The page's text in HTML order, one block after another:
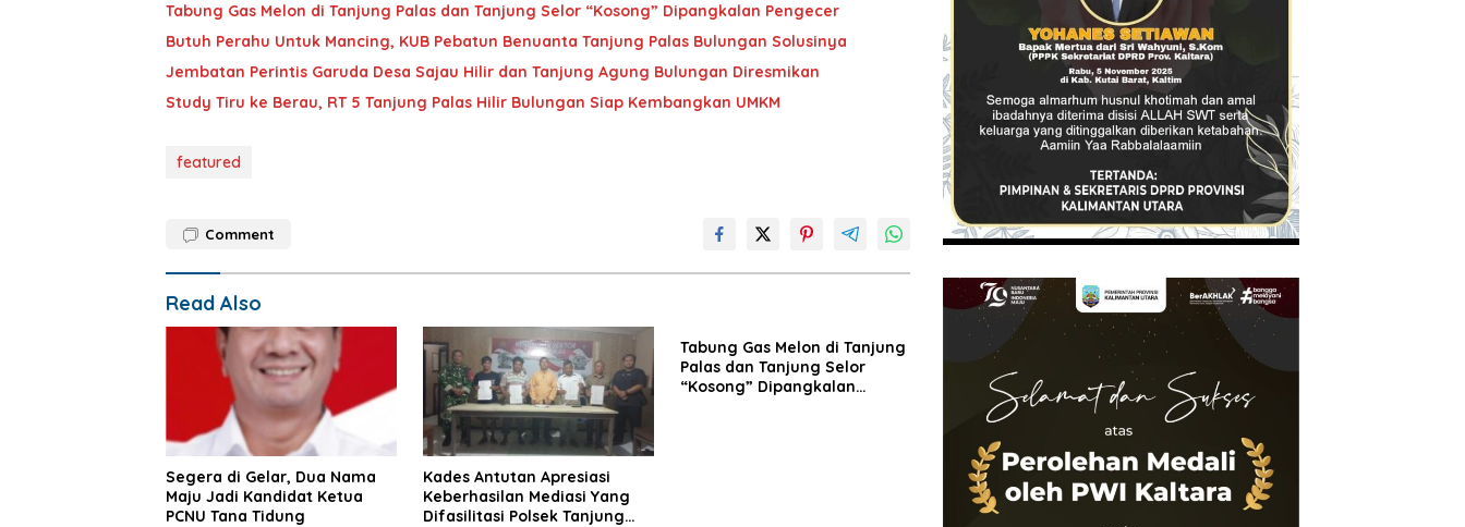
Tabung Gas Melon di Tanjung Palas dan Tanjung Selor “Kosong” Dipangkalan Pengecer
Butuh Perahu Untuk Mancing, KUB Pebatun Benuanta Tanjung Palas Bulungan Solusinya
Jembatan Perintis Garuda Desa Sajau Hilir dan Tanjung Agung Bulungan Diresmikan
Study Tiru ke Berau, RT 5 Tanjung Palas Hilir Bulungan Siap Kembangkan UMKM
featured
Comment
Read Also
Segera di Gelar, Dua Nama
Maju Jadi Kandidat Ketua
PCNU Tana Tidung
Kades Antutan Apresiasi
Keberhasilan Mediasi Yang
Difasilitasi Polsek Tanjung
Tabung Gas Melon di Tanjung
Palas dan Tanjung Selor
“Kosong” Dipangkalan